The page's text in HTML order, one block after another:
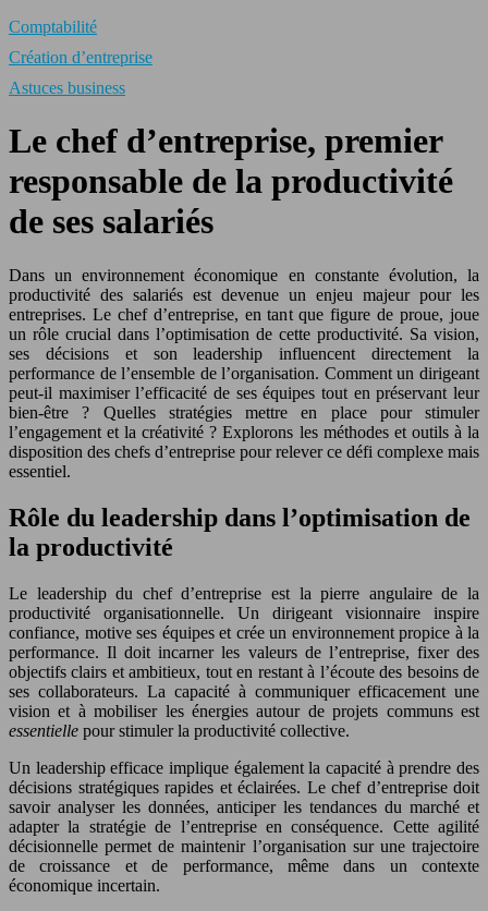
Comptabilité
Création d’entreprise
Astuces business
Le chef d’entreprise, premier
responsable de la productivité
de ses salariés
Dans un environnement économique en constante évolution, la
productivité des salariés est devenue un enjeu majeur pour les
entreprises. Le chef d’entreprise, en tant que figure de proue, joue
un rôle crucial dans l’optimisation de cette productivité. Sa vision,
ses décisions et son leadership influencent directement la
performance de l’ensemble de l’organisation. Comment un dirigeant
peut-il maximiser l’efficacité de ses équipes tout en préservant leur
bien-être ? Quelles stratégies mettre en place pour stimuler
l’engagement et la créativité ? Explorons les méthodes et outils à la
disposition des chefs d’entreprise pour relever ce défi complexe mais
essentiel.
Rôle du leadership dans l’optimisation de
la productivité
Le leadership du chef d’entreprise est la pierre angulaire de la
productivité organisationnelle. Un dirigeant visionnaire inspire
confiance, motive ses équipes et crée un environnement propice à la
performance. Il doit incarner les valeurs de l’entreprise, fixer des
objectifs clairs et ambitieux, tout en restant à l’écoute des besoins de
ses collaborateurs. La capacité à communiquer efficacement une
vision et à mobiliser les énergies autour de projets communs est
essentielle pour stimuler la productivité collective.
Un leadership efficace implique également la capacité à prendre des
décisions stratégiques rapides et éclairées. Le chef d’entreprise doit
savoir analyser les données, anticiper les tendances du marché et
adapter la stratégie de l’entreprise en conséquence. Cette agilité
décisionnelle permet de maintenir l’organisation sur une trajectoire
de croissance et de performance, même dans un contexte
économique incertain.